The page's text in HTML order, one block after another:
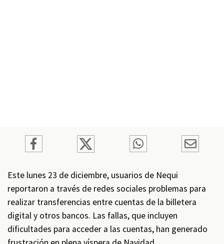
Este lunes 23 de diciembre, usuarios de Nequi
reportaron a través de redes sociales problemas para
realizar transferencias entre cuentas de la billetera
digital y otros bancos. Las fallas, que incluyen
dificultades para acceder a las cuentas, han generado